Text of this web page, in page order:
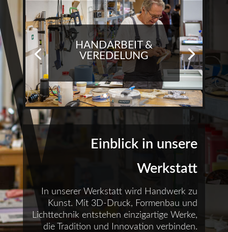
HANDARBEIT &
VEREDELUNG
Einblick in unsere
Werkstatt
In unserer Werkstatt wird Handwerk zu
Kunst. Mit 3D-Druck, Formenbau und
Lichttechnik entstehen einzigartige Werke,
die Tradition und Innovation verbinden.